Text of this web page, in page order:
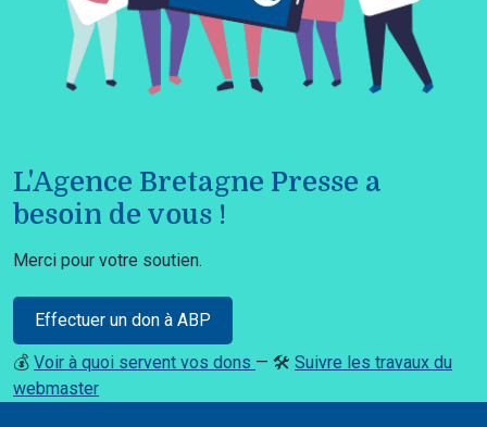
L'Agence Bretagne Presse a
besoin de vous !
Merci pour votre soutien.
Effectuer un don à ABP
💰 Voir à quoi servent vos dons — 🛠️ Suivre les travaux du
webmaster